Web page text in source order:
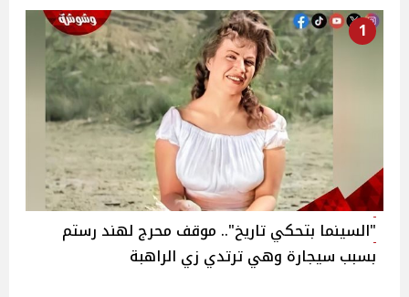
1
"السينما بتحكي تاريخ".. موقف محرج لهند رستم
بسبب سيجارة وهي ترتدي زي الراهبة